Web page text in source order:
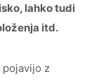
lahko tudi
itd.
pojavijo z